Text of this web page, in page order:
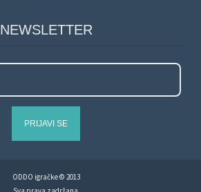
NEWSLETTER
PRIJAVI SE
ODDO igračke © 2013